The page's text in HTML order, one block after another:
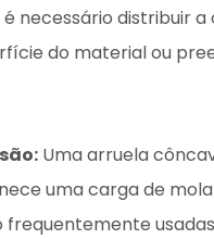
necessário distribuir a
do material ou
Uma arruela
uma carga de
frequentemente usadas